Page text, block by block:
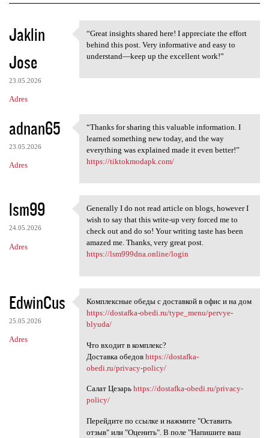
K
o
m
e
n
a
r
z
Jaklin
Jose
23.05.2026
Adres
“Great insights shared here!
“Great insights shared here! I appreciate the effort
behind this post. Very informative and easy to
understand—keep up the excellent work!”
adnan65
23.05.2026
Adres
“Thanks for sharing this
“Thanks for sharing this valuable information. I
learned something new today, and the way
everything was explained made it even better!”
https://tiktokmodapk.com/
lsm99
24.05.2026
Adres
Generally I do not read
Generally I do not read article on blogs, however I
wish to say that this write-up very forced me to
check out and do so! Your writing taste has been
amazed me. Thanks, very great post.
https://lsm999dna.online/login
EdwinCus
25.05.2026
Adres
Комплексные обеды с доставкой
Комплексные обеды с доставкой в офис и на дом
https://dostafka-obedi.ru/type_menu/pervye-
blyuda/
Что входит в комплекс?
Доставка обедов https://dostafka-
obedi.ru/privacy-policy/
Салат Цезарь https://dostafka-obedi.ru/privacy-
policy/
Перейдите по ссылке и нажмите "Оставить
отзыв" или "Оценить". В поле "Напишите ваш